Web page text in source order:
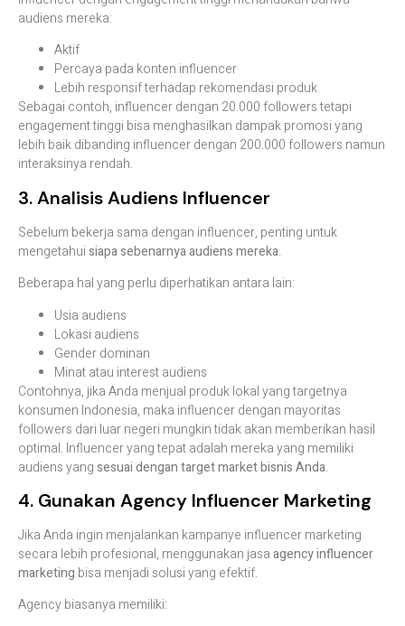
audiens mereka:
Aktif
Percaya pada konten influencer
Lebih responsif terhadap rekomendasi produk
Sebagai contoh, influencer dengan 20.000 followers tetapi
engagement tinggi bisa menghasilkan dampak promosi yang
lebih baik dibanding influencer dengan 200.000 followers namun
interaksinya rendah.
3. Analisis Audiens Influencer
Sebelum bekerja sama dengan influencer, penting untuk
mengetahuisiapa sebenarnya audiens mereka.
Beberapa hal yang perlu diperhatikan antara lain:
Usia audiens
Lokasi audiens
Gender dominan
Minat atau interest audiens
Contohnya, jika Anda menjual produk lokal yang targetnya
konsumen Indonesia, maka influencer dengan mayoritas
followers dari luar negeri mungkin tidak akan memberikan hasil
optimal. Influencer yang tepat adalah mereka yang memiliki
audiens yangsesuai dengan target market bisnis Anda.
4. Gunakan Agency Influencer Marketing
Jika Anda ingin menjalankan kampanye influencer marketing
secara lebih profesional, menggunakan jasaagency influencer
marketing bisa menjadi solusi yang efektif.
Agency biasanya memiliki: